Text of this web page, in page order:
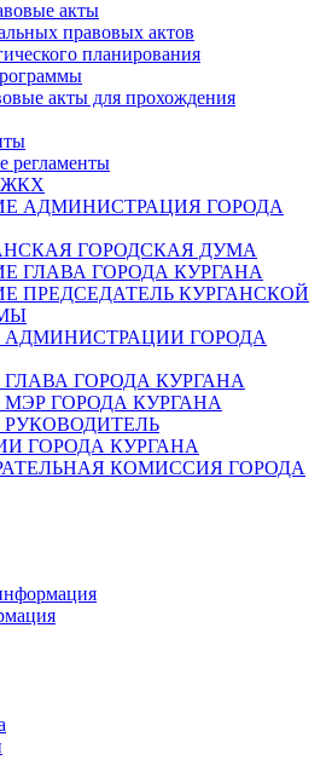
акты
правовых актов
планирования
акты для прохождения
регламенты
ЖКХ
АДМИНИСТРАЦИЯ ГОРОДА
ГОРОДСКАЯ ДУМА
ГЛАВА ГОРОДА КУРГАНА
ПРЕДСЕДАТЕЛЬ КУРГАНСКОЙ
АДМИНИСТРАЦИИ ГОРОДА
ГОРОДА КУРГАНА
ГОРОДА КУРГАНА
ГОРОДА КУРГАНА
КОМИССИЯ ГОРОДА